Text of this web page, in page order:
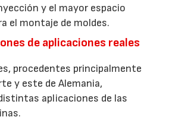
y el mayor espacio
el montaje de moldes.
de aplicaciones reales
procedentes principalmente
y este de Alemania,
aplicaciones de las